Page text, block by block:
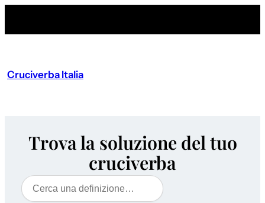
Cruciverba Italia
Trova la soluzione del tuo
cruciverba
Cerca